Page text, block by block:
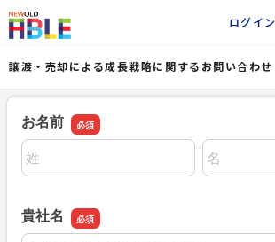
ログイン
譲渡・売却による成長戦略に関するお問い合わせ